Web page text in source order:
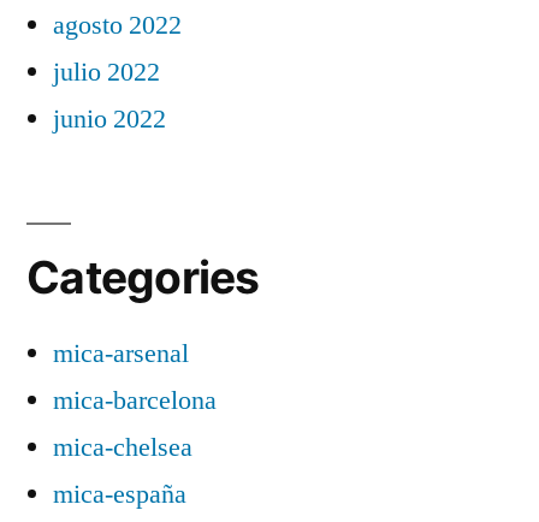
agosto 2022
julio 2022
junio 2022
Categories
mica-arsenal
mica-barcelona
mica-chelsea
mica-españa